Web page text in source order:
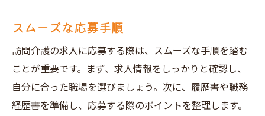
スムーズな応募手順
訪問介護の求人に応募する際は、スムーズな手順を踏む
ことが重要です。まず、求人情報をしっかりと確認し、
自分に合った職場を選びましょう。次に、履歴書や職務
経歴書を準備し、応募する際のポイントを整理します。